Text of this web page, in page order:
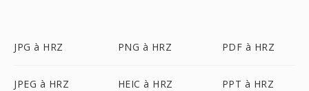
JPG à HRZ PNG à HRZ PDF à HRZ
JPEG à HRZ HEIC à HRZ PPT à HRZ